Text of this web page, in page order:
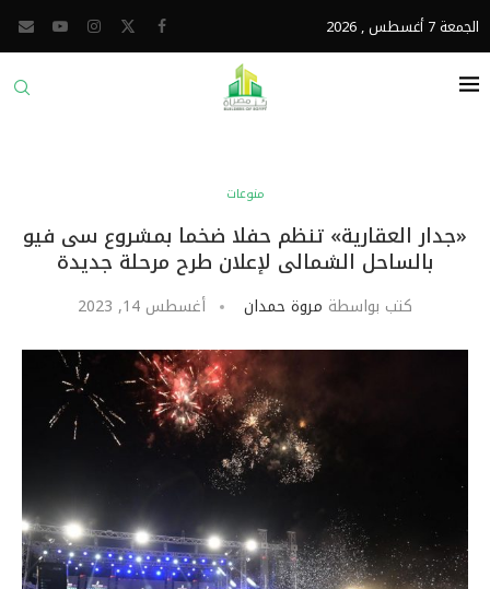
الجمعة 7 أغسطس , 2026
منوعات
«جدار العقارية» تنظم حفلا ضخما بمشروع سى فيو
بالساحل الشمالى لإعلان طرح مرحلة جديدة
كتب بواسطة مروة حمدان أغسطس 14, 2023